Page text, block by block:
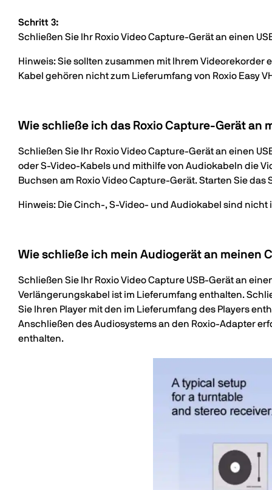
Schritt 3:
Schließen Sie Ihr Roxio Video Capture-Gerät an einen
Hinweis: Sie sollten zusammen mit Ihrem
Kabel gehören nicht zum Lieferumfang von Roxio Easy
Wie schließe ich das Roxio Capture-Gerät an
Schließen Sie Ihr Roxio Video Capture-Gerät an einen
oder S-Video-Kabels und mithilfe von Audiokabeln die
Buchsen am Roxio Video Capture-Gerät. Starten Sie
Hinweis: Die Cinch-, S-Video- und Audiokabel sind
Wie schließe ich mein Audiogerät an meinen
Schließen Sie Ihr Roxio Video Capture USB-Gerät an
Verlängerungskabel ist im Lieferumfang enthalten.
Sie Ihren Player mit den im Lieferumfang des Players
Anschließen des Audiosystems an den Roxio-Adapter
enthalten.